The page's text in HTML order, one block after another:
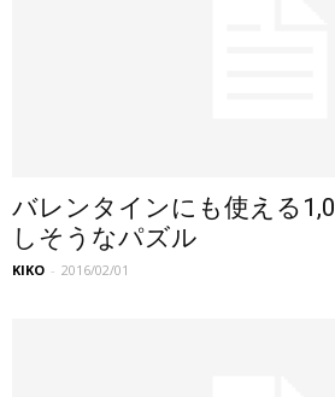
バレンタインにも使える
しそうなパズル
KIKO - 2016/02/01